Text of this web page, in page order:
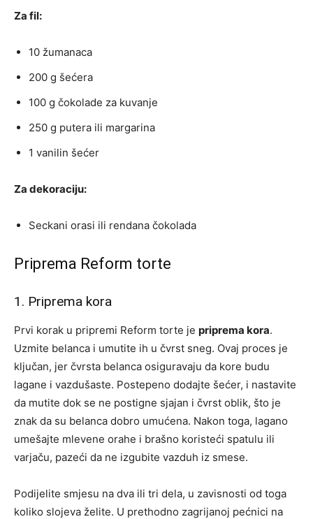
Za fil:
10 žumanaca
200 g šećera
100 g čokolade za kuvanje
250 g putera ili margarina
1 vanilin šećer
Za dekoraciju:
Seckani orasi ili rendana čokolada
Priprema Reform torte
1. Priprema kora
Prvi korak u pripremi Reform torte je priprema kora.
Uzmite belanca i umutite ih u čvrst sneg. Ovaj proces je
ključan, jer čvrsta belanca osiguravaju da kore budu
lagane i vazdušaste. Postepeno dodajte šećer, i nastavite
da mutite dok se ne postigne sjajan i čvrst oblik, što je
znak da su belanca dobro umućena. Nakon toga, lagano
umešajte mlevene orahe i brašno koristeći spatulu ili
varjaču, pazeći da ne izgubite vazduh iz smese.
Podijelite smjesu na dva ili tri dela, u zavisnosti od toga
koliko slojeva želite. U prethodno zagrijanoj pećnici na